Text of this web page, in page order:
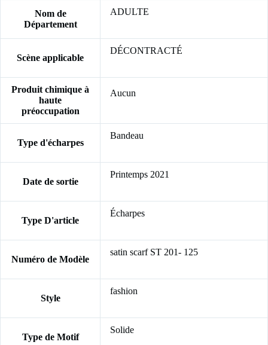
Nom de
Département
ADULTE
Scène applicable
DÉCONTRACTÉ
Produit chimique à
haute
préoccupation
Aucun
Type d'écharpes
Bandeau
Date de sortie
Printemps 2021
Type D'article
Écharpes
Numéro de Modèle
satin scarf ST 201- 125
Style
fashion
Type de Motif
Solide